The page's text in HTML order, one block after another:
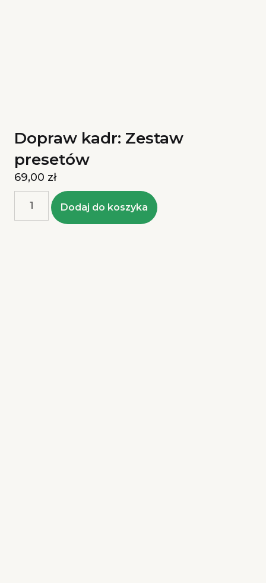
Dopraw kadr: Zestaw
presetów
69,00 zł
Dodaj do koszyka